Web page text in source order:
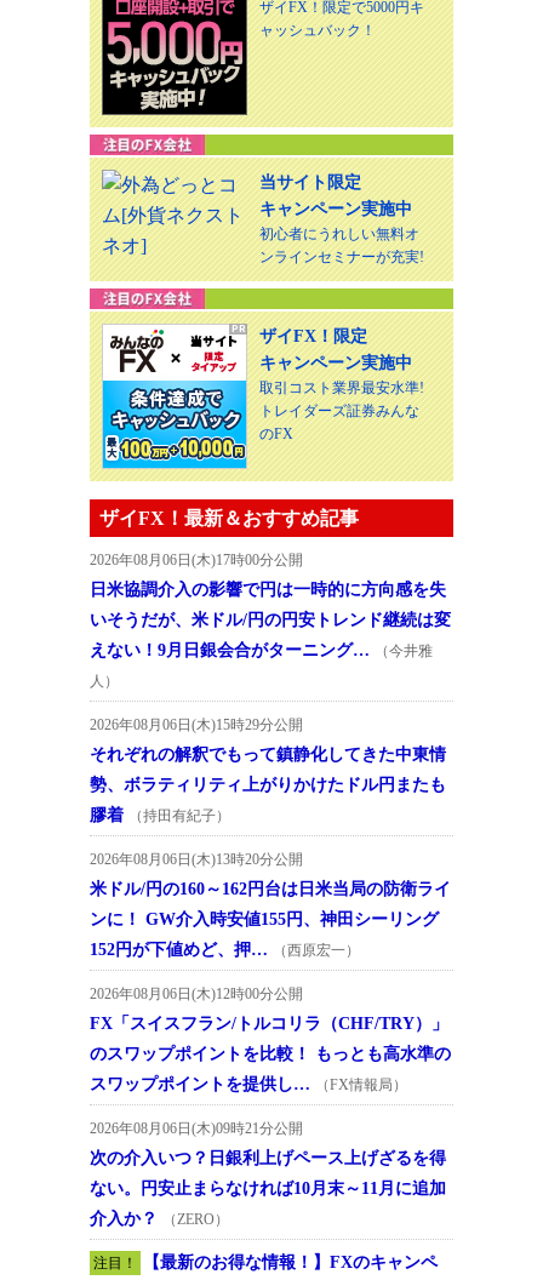
ザイFX！限定で5000円キ
ャッシュバック！
当サイト限定
キャンペーン実施中
初心者にうれしい無料オ
ンラインセミナーが充実!
ザイFX！限定
キャンペーン実施中
取引コスト業界最安水準!
トレイダーズ証券みんな
のFX
ザイFX！最新＆おすすめ記事
2026年08月06日(木)17時00分公開
日米協調介入の影響で円は一時的に方向感を失
いそうだが、米ドル/円の円安トレンド継続は変
えない！9月日銀会合がターニング…
（今井雅
人）
2026年08月06日(木)15時29分公開
それぞれの解釈でもって鎮静化してきた中東情
勢、ボラティリティ上がりかけたドル円またも
膠着
（持田有紀子）
2026年08月06日(木)13時20分公開
米ドル/円の160～162円台は日米当局の防衛ライ
ンに！ GW介入時安値155円、神田シーリング
152円が下値めど、押…
（西原宏一）
2026年08月06日(木)12時00分公開
FX「スイスフラン/トルコリラ（CHF/TRY）」
のスワップポイントを比較！ もっとも高水準の
スワップポイントを提供し…
（FX情報局）
2026年08月06日(木)09時21分公開
次の介入いつ？日銀利上げペース上げざるを得
ない。円安止まらなければ10月末～11月に追加
介入か？
（ZERO）
注目！
【最新のお得な情報！】FXのキャンペ